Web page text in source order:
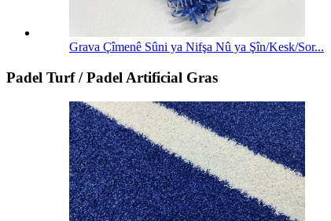
Grava Çîmenê Sûni ya Nifşa Nû ya Şîn/Kesk/Sor...
Padel Turf / Padel Artificial Gras